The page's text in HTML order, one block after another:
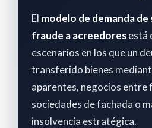
El modelo de demanda
fraude a acreedoresestá
escenarios en los que un
transferido bienes
aparentes, negocios entre
sociedades de fachada o
insolvencia estratégica.